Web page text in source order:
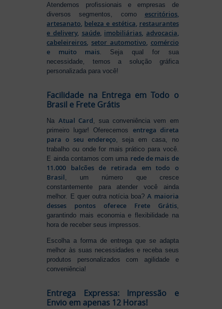
Atendemos profissionais e empresas de
diversos segmentos, como escritórios,
artesanato, beleza e estética, restaurantes
e delivery, saúde, imobiliárias, advocacia,
cabeleireiros, setor automotivo, comércio
e muito mais . Seja qual for sua
necessidade, temos a solução gráfica
personalizada para você!
Facilidade na Entrega em Todo o
Brasil e Frete Grátis
Na Atual Card, sua conveniência vem em
primeiro lugar! Oferecemos entrega direta
para o seu endereço, seja em casa, no
trabalho ou onde for mais prático para você.
E ainda contamos com uma rede de mais de
11.000 balcões de retirada em todo o
Brasil, um número que cresce
constantemente para atender você ainda
melhor. E quer outra notícia boa?A maioria
desses pontos oferece Frete Grátis,
garantindo mais economia e flexibilidade na
hora de receber seus impressos.
Escolha a forma de entrega que se adapta
melhor às suas necessidades e receba seus
produtos personalizados com agilidade e
conveniência!
Entrega Expressa: Impressão e
Envio em apenas 12 Horas!